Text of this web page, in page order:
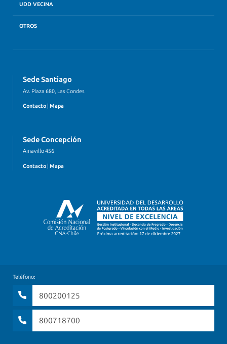
UDD VECINA
OTROS
Sede Santiago
Av. Plaza 680, Las Condes
Contacto | Mapa
Sede Concepción
Ainavillo 456
Contacto | Mapa
Teléfono:
800200125
800718700